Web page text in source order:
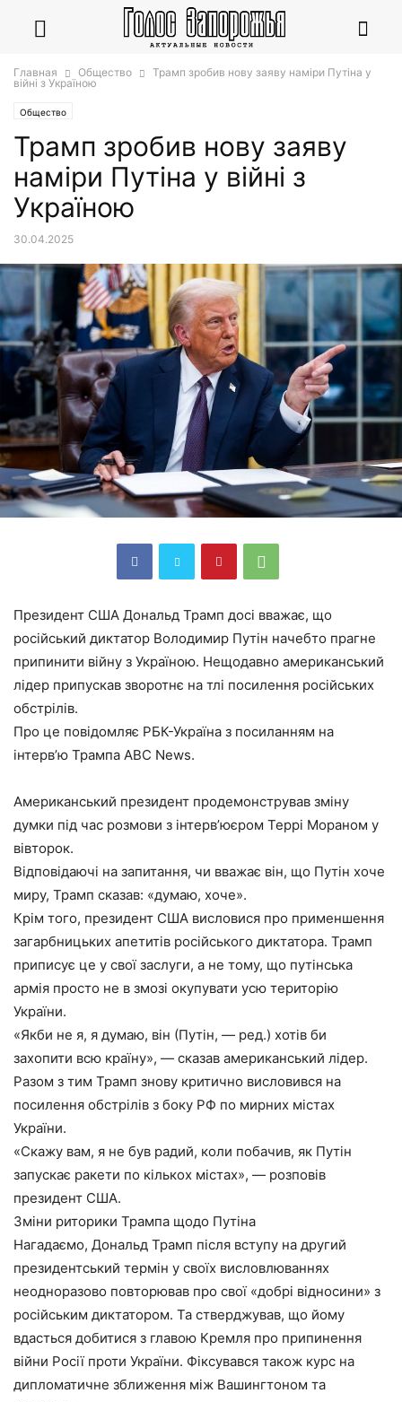
Главная Общество
Трамп зробив нову заяву наміри Путіна у
війні з Україною
Общество
Трамп зробив нову заяву
наміри Путіна у війні з
Україною
30.04.2025
Президент США Дональд Трамп досі вважає, що
російський диктатор Володимир Путін начебто прагне
припинити війну з Україною. Нещодавно американський
лідер припускав зворотнє на тлі посилення російських
обстрілів.
Про це повідомляє РБК-Україна з посиланням на
інтерв’ю Трампа ABC News.
Американський президент продемонстрував зміну
думки під час розмови з інтерв’юєром Террі Мораном у
вівторок.
Відповідаючі на запитання, чи вважає він, що Путін хоче
миру, Трамп сказав: «думаю, хоче».
Крім того, президент США висловися про применшення
загарбницьких апетитів російського диктатора. Трамп
приписує це у свої заслуги, а не тому, що путінська
армія просто не в змозі окупувати усю територію
України.
«Якби не я, я думаю, він (Путін, — ред.) хотів би
захопити всю країну», — сказав американський лідер.
Разом з тим Трамп знову критично висловився на
посилення обстрілів з боку РФ по мирних містах
України.
«Скажу вам, я не був радий, коли побачив, як Путін
запускає ракети по кількох містах», — розповів
президент США.
Зміни риторики Трампа щодо Путіна
Нагадаємо, Дональд Трамп після вступу на другий
президентський термін у своїх висловлюваннях
неодноразово повторював про свої «добрі відносини» з
російським диктатором. Та стверджував, що йому
вдасться добитися з главою Кремля про припинення
війни Росії проти України. Фіксувався також курс на
дипломатичне зближення між Вашингтоном та